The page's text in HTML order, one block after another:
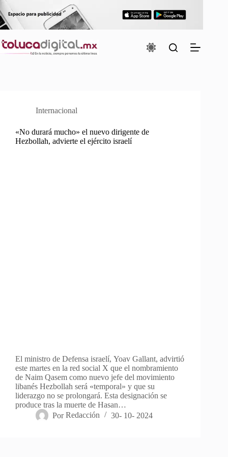
Saltar
al
contenido
Internacional
«No durará mucho» el nuevo dirigente de
Hezbollah, advierte el ejército israelí
El ministro de Defensa israelí, Yoav Gallant, advirtió
este martes en la red social X que el nombramiento
de Naim Qasem como nuevo jefe del movimiento
libanés Hezbollah será «temporal» y que su
liderazgo no se prolongará. Esta designación se
produce tras la muerte de Hasan…
Por Redacción 30- 10- 2024